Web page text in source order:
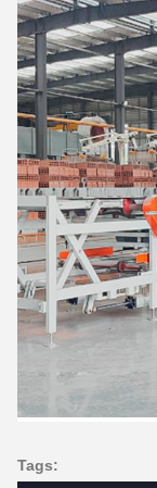
Tags: